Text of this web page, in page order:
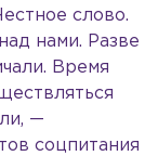
слово.
нами. Разве
Время
—
соцпитания